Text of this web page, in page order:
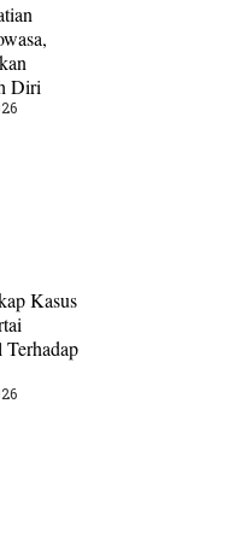
Diri
Kasus
Terhadap